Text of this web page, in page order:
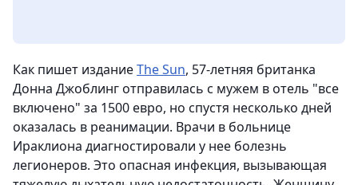
Как пишет изданиеThe Sun, 57-летняя британка
Донна Джоблинг отправилась с мужем в отель "все
включено" за 1500 евро, но спустя несколько дней
оказалась в реанимации. Врачи в больнице
Ираклиона диагностировали у нее болезнь
легионеров. Это опасная инфекция, вызывающая